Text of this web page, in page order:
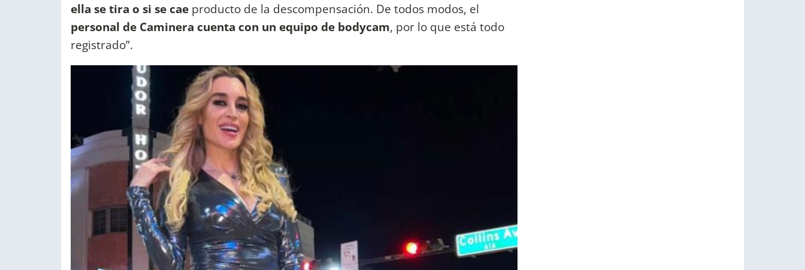
ella se tira o si se cae producto de la descompensación. De todos modos, el
personal de Caminera cuenta con un equipo de bodycam, por lo que está todo
registrado”.